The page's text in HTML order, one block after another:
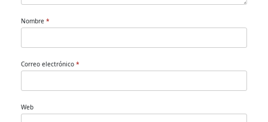
Nombre *
Correo electrónico *
Web